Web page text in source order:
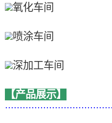
【产品展示】